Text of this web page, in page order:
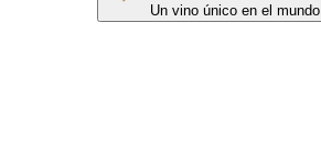
Un vino único en el mundo